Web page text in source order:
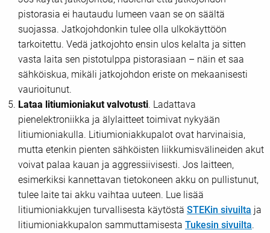
pistorasia ei hautaudu lumeen vaan se on säältä
suojassa. Jatkojohdonkin tulee olla ulkokäyttöön
tarkoitettu. Vedä jatkojohto ensin ulos kelalta ja sitten
vasta laita sen pistotulppa pistorasiaan – näin et saa
sähköiskua, mikäli jatkojohdon eriste on mekaanisesti
vaurioitunut.
Lataa litiumioniakut valvotusti. Ladattava
pienelektroniikka ja älylaitteet toimivat nykyään
litiumioniakulla. Litiumioniakkupalot ovat harvinaisia,
mutta etenkin pienten sähköisten liikkumisvälineiden akut
voivat palaa kauan ja aggressiivisesti. Jos laitteen,
esimerkiksi kannettavan tietokoneen akku on pullistunut,
tulee laite tai akku vaihtaa uuteen. Lue lisää
litiumioniakkujen turvallisesta käytöstä STEKin sivuilta ja
litiumioniakkupalon sammuttamisesta Tukesin sivuilta.